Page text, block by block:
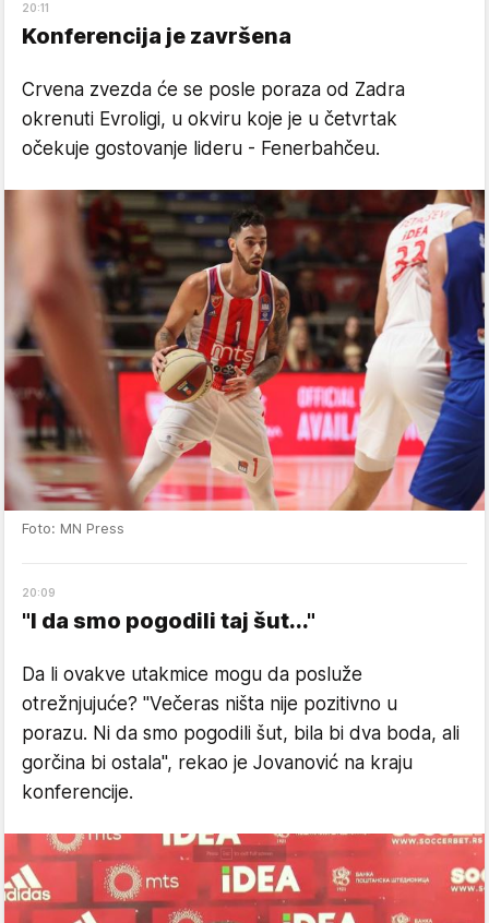
20:11
Konferencija je završena
Crvena zvezda će se posle poraza od Zadra
okrenuti Evroligi, u okviru koje je u četvrtak
očekuje gostovanje lideru - Fenerbahčeu.
Foto: MN Press
20:09
"I da smo pogodili taj šut..."
Da li ovakve utakmice mogu da posluže
otrežnjujuće? "Večeras ništa nije pozitivno u
porazu. Ni da smo pogodili šut, bila bi dva boda, ali
gorčina bi ostala", rekao je Jovanović na kraju
konferencije.